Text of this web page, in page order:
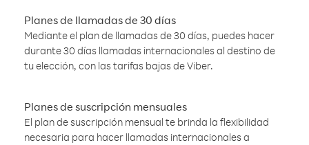
Planes de llamadas de 30 días
Mediante el plan de llamadas de 30 días, puedes hacer
durante 30 días llamadas internacionales al destino de
tu elección, con las tarifas bajas de Viber.
Planes de suscripción mensuales
El plan de suscripción mensual te brinda la flexibilidad
necesaria para hacer llamadas internacionales a